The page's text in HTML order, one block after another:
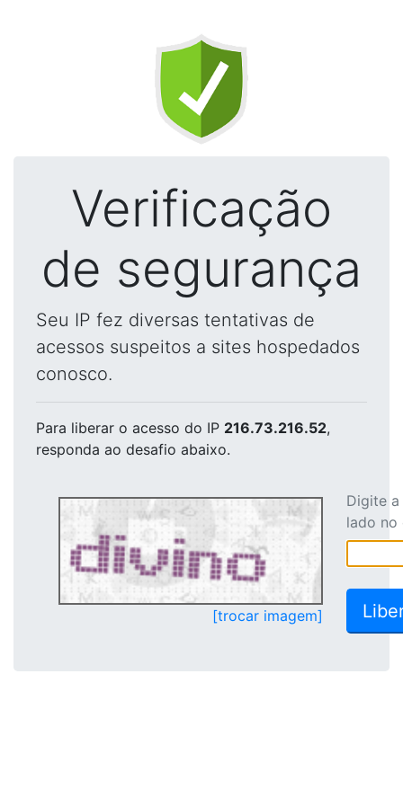
Verificação
de segurança
Seu IP fez diversas tentativas de
acessos suspeitos a sites hospedados
conosco.
Para liberar o acesso do IP 216.73.216.52,
responda ao desafio abaixo.
[trocar imagem]
Digite
lado no